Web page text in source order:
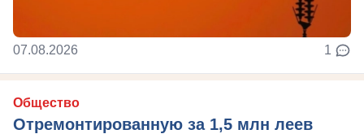
07.08.2026 1
Общество
Отремонтированную за 1,5 млн леев